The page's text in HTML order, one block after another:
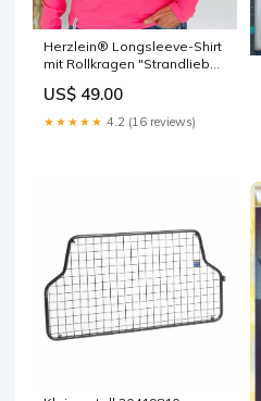
Herzlein® Longsleeve-Shirt
mit Rollkragen "Strandliebe"
US$ 49.00
★★★★★ 4.2 (16 reviews)